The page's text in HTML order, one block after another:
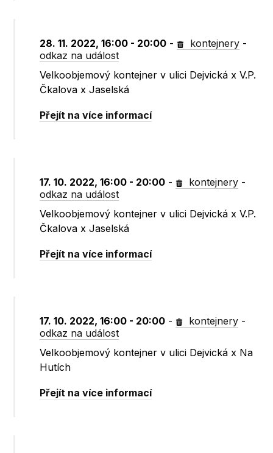
28. 11. 2022, 16:00 - 20:00 - kontejnery -
odkaz na událost
Velkoobjemový kontejner v ulici Dejvická x V.P.
Čkalova x Jaselská
Přejít na více informací
17. 10. 2022, 16:00 - 20:00 - kontejnery -
odkaz na událost
Velkoobjemový kontejner v ulici Dejvická x V.P.
Čkalova x Jaselská
Přejít na více informací
17. 10. 2022, 16:00 - 20:00 - kontejnery -
odkaz na událost
Velkoobjemový kontejner v ulici Dejvická x Na
Hutích
Přejít na více informací